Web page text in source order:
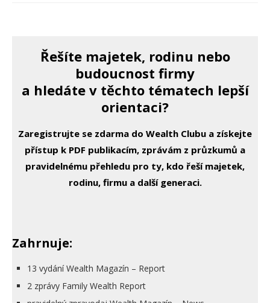
Řešíte majetek, rodinu nebo
budoucnost firmy
a hledáte v těchto tématech lepší
orientaci?
Zaregistrujte se zdarma do Wealth Clubu a získejte
přístup k PDF publikacím, zprávám z průzkumů a
pravidelnému přehledu pro ty, kdo řeší majetek,
rodinu, firmu a další generaci.
Zahrnuje:
13 vydání Wealth Magazín – Report
2 zprávy Family Wealth Report